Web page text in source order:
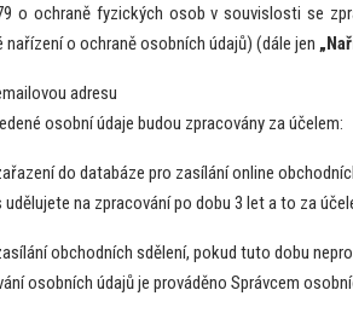
o ochraně fyzických osob v souvislosti se
nařízení o ochraně osobních údajů) (dále jen
adresu
osobní údaje budou zpracovány za účelem:
do databáze pro zasílání online
udělujete na zpracování po dobu 3 let a to za
obchodních sdělení, pokud tuto dobu
osobních údajů je prováděno Správcem